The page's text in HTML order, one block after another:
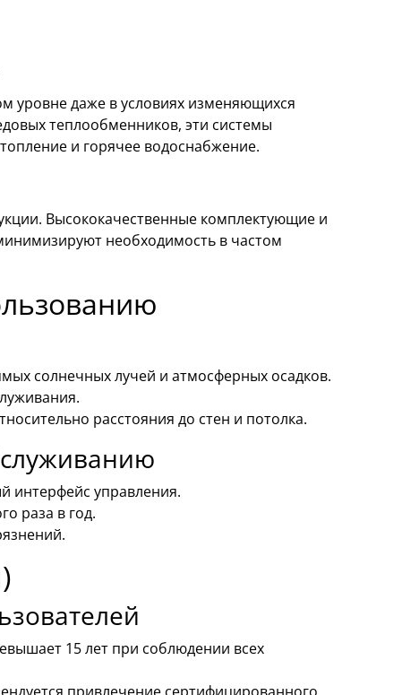
уровне даже в условиях изменяющихся
теплообменников, эти системы
и горячее водоснабжение.
Высококачественные комплектующие и
необходимость в частом
солнечных лучей и атмосферных осадков.
расстояния до стен и потолка.
интерфейс управления.
раза в год.
15 лет при соблюдении всех